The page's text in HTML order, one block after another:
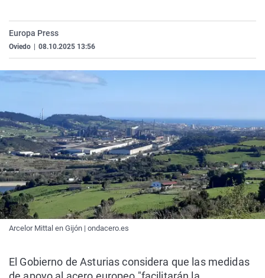
Operación Viuda
Navarra
Europa Press
Oviedo 08.10.2025 13:56
Arcelor Mittal en Gijón | ondacero.es
El Gobierno de Asturias considera que las medidas